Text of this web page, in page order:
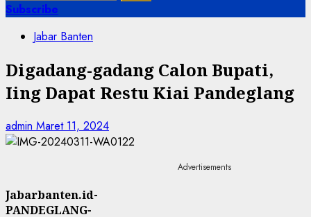
untuk:
Subscribe
Jabar Banten
Digadang-gadang Calon Bupati,
Iing Dapat Restu Kiai Pandeglang
admin Maret 11, 2024
Advertisements
Jabarbanten.id-
PANDEGLANG-